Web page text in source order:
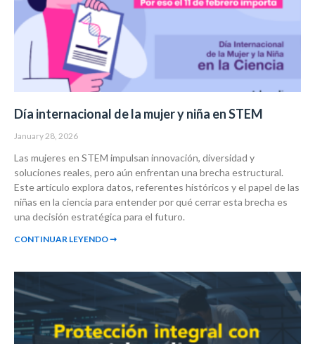
Día internacional de la mujer y niña en STEM
January 28, 2026
Las mujeres en STEM impulsan innovación, diversidad y
soluciones reales, pero aún enfrentan una brecha estructural.
Este artículo explora datos, referentes históricos y el papel de las
niñas en la ciencia para entender por qué cerrar esta brecha es
una decisión estratégica para el futuro.
CONTINUAR LEYENDO ➞